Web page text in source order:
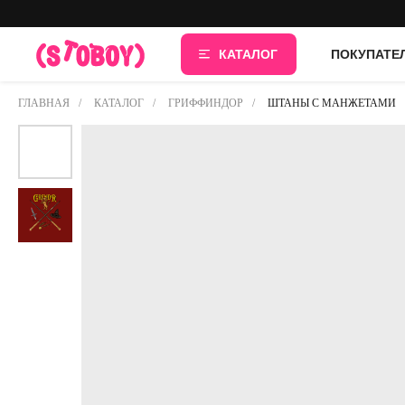
КАТАЛОГ
ГЛАВНАЯ / КАТАЛОГ / ГРИФФИНДОР / ШТАНЫ С МАНЖЕТАМИ